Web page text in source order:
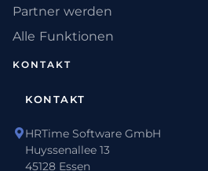
Partner werden
Alle Funktionen
KONTAKT
KONTAKT
HRTime Software GmbH
Huyssenallee 13
45128 Essen